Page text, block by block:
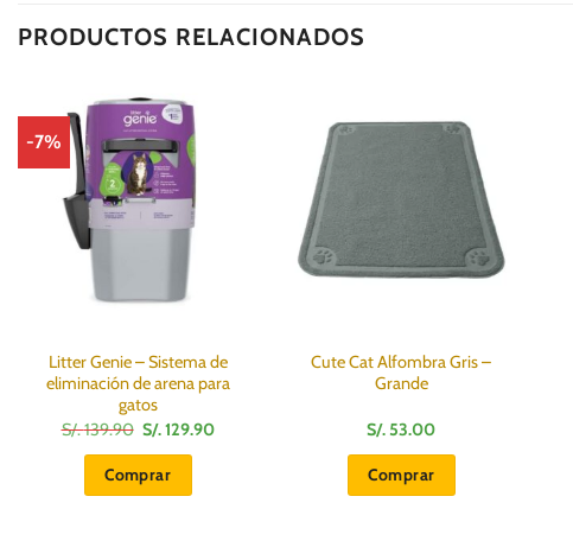
PRODUCTOS RELACIONADOS
-7%
Litter Genie – Sistema de
eliminación de arena para
gatos
S/.139.90 El
precio
original
era:
S/.
S/.129.90El
Comprar
Cute Cat Alfombra Gris –
Grande
S/. 53.00
Comprar